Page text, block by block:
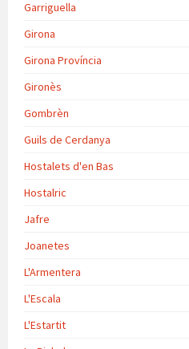
Garriguella
Girona
Girona Província
Gironès
Gombrèn
Guils de Cerdanya
Hostalets d'en Bas
Hostalric
Jafre
Joanetes
L'Armentera
L'Escala
L'Estartit